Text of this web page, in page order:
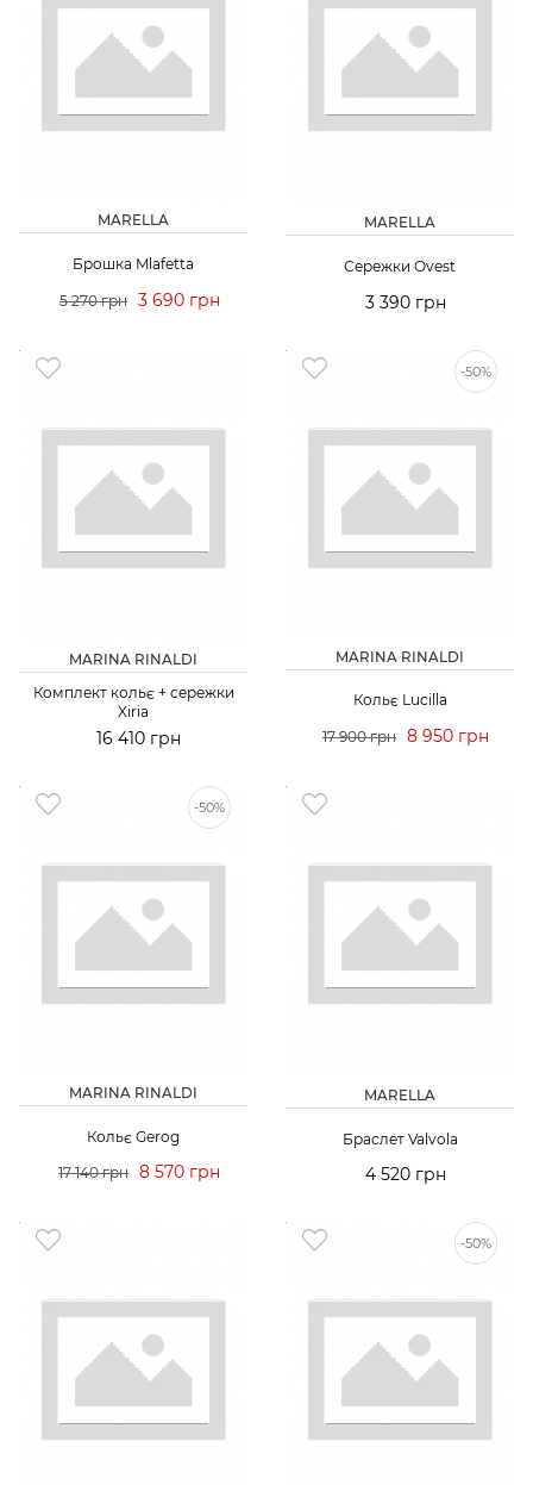
MARELLA
Брошка Mlafetta
5 270 грн 3 690 грн
MARELLA
Сережки Ovest
3 390 грн
MARINA RINALDI
Комплект кольє + сережки
Xiria
16 410 грн
-50%
MARINA RINALDI
Кольє Lucilla
17 900 грн 8 950 грн
-50%
MARINA RINALDI
Кольє Gerog
17 140 грн 8 570 грн
MARELLA
Браслет Valvola
4 520 грн
-50%